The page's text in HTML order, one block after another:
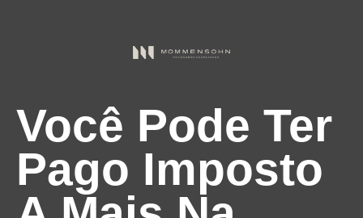
Você Pode Ter
Pago Imposto